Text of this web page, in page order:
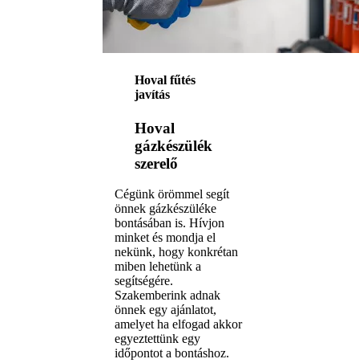
Hoval fűtés
javítás
Hoval
gázkészülék
szerelő
Cégünk örömmel segít
önnek gázkészüléke
bontásában is. Hívjon
minket és mondja el
nekünk, hogy konkrétan
miben lehetünk a
segítségére.
Szakemberink adnak
önnek egy ajánlatot,
amelyet ha elfogad akkor
egyeztettünk egy
időpontot a bontáshoz.